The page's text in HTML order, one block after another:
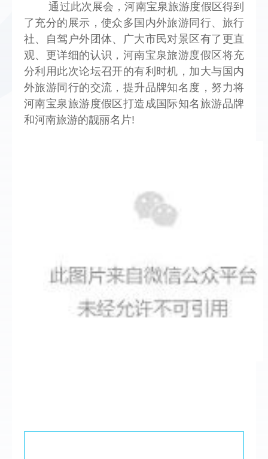
通过此次展会，河南宝泉旅游度假区得到
了充分的展示，使众多国内外旅游同行、旅行
社、自驾户外团体、广大市民对景区有了更直
观、更详细的认识，河南宝泉旅游度假区将充
分利用此次论坛召开的有利时机，加大与国内
外旅游同行的交流，提升品牌知名度，努力将
河南宝泉旅游度假区打造成国际知名旅游品牌
和河南旅游的靓丽名片!